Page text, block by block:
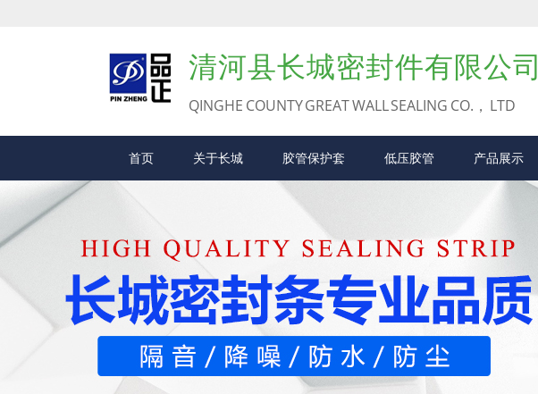
清河县长城密封件有限公司
QINGHE COUNTY GREAT WALL SEALING CO.， LTD
首页 关于长城 胶管保护套 低压胶管 产品展示